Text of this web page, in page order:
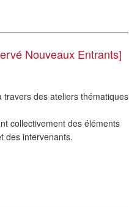
Nouveaux Entrants]
des ateliers thématiques
collectivement des éléments
des intervenants.